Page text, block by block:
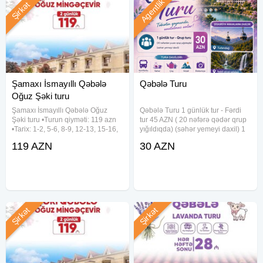
Şamaxı İsmayıllı Qəbələ
Oğuz Şəki turu
Şamaxı İsmayıllı Qəbələ Oğuz
Şəki turu •Turun qiyməti: 119 azn
•Tarix: 1-2, 5-6, 8-9, 12-13, 15-16,
✓Qiymətə daxildir: - Komfortlu
Şirkət
119 AZN
Qəbələ Turu
Qəbələ Turu 1 günlük tur - Fərdi
tur 45 AZN ( 20 nəfərə qədər qrup
yığıldıqda) (səhər yemeyi daxil) 1
nəfərə qədər qrup yığıldıqda)
Agentlik
30 AZN
Şirkət Şirkət